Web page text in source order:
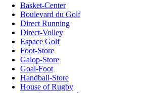
Basket-Center
Boulevard du Golf
Direct Running
Direct-Volley
Espace Golf
Foot-Store
Galop-Store
Goal-Foot
Handball-Store
House of Rugby